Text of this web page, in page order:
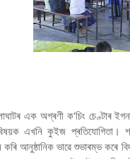
এক অগ্ৰণী ক'চিং চেণ্টাৰ
এখনি কুইজ প্ৰতিযোগিতা।
আনুষ্ঠানিক ভাৱে শুভাৰম্ভ কৰে